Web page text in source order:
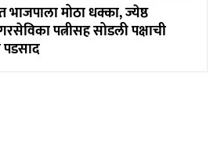
मोठा धक्का, ज्येष्ठ
पत्नीसह सोडली पक्षाची